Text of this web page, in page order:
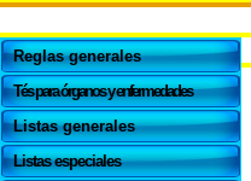
Reglas generales
Tés para órganos y enfermedades
Listas generales
Listas especiales